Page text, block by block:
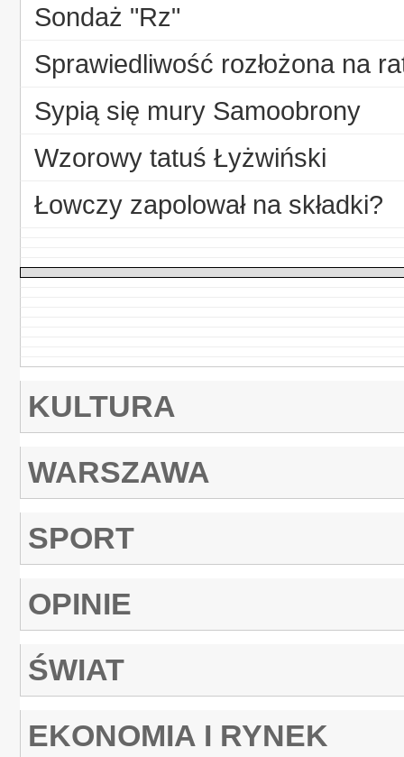
Sondaż "Rz"
Sprawiedliwość rozłożona na
Sypią się mury Samoobrony
Wzorowy tatuś Łyżwiński
Łowczy zapolował na składki?
KULTURA
WARSZAWA
SPORT
OPINIE
ŚWIAT
EKONOMIA I RYNEK